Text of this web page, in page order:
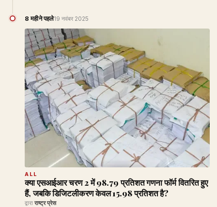
8 महीने पहले19 नवंबर 2025
ALL
क्या एसआईआर चरण 2 में 98.79 प्रतिशत गणना फॉर्म वितरित हुए
हैं, जबकि डिजिटलीकरण केवल 15.98 प्रतिशत है?
द्वारा राष्ट्र प्रेस